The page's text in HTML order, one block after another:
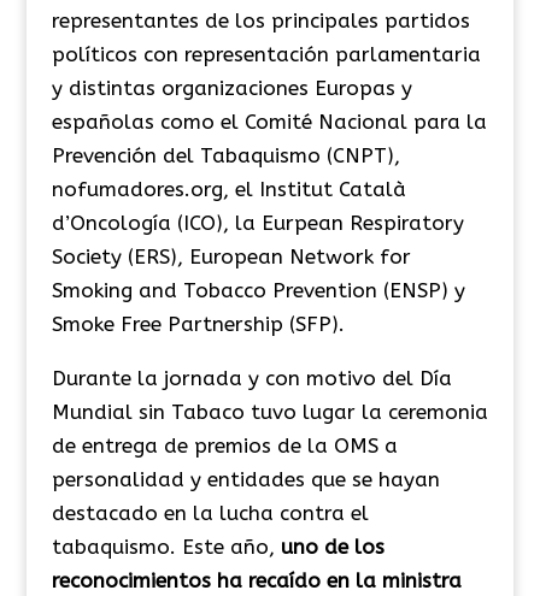
representantes de los principales partidos
políticos con representación parlamentaria
y distintas organizaciones Europas y
españolas como el Comité Nacional para la
Prevención del Tabaquismo (CNPT),
nofumadores.org, el Institut Català
d’Oncología (ICO), la Eurpean Respiratory
Society (ERS), European Network for
Smoking and Tobacco Prevention (ENSP) y
Smoke Free Partnership (SFP).
Durante la jornada y con motivo del Día
Mundial sin Tabaco tuvo lugar la ceremonia
de entrega de premios de la OMS a
personalidad y entidades que se hayan
destacado en la lucha contra el
tabaquismo. Este año, uno de los
reconocimientos ha recaído en la ministra